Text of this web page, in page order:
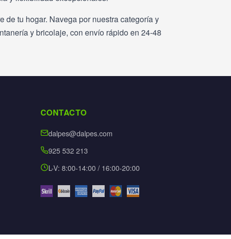
tu hogar. Navega por nuestra categoría y
y bricolaje, con envío rápido en 24-48
CONTACTO
dalpes@dalpes.com
925 532 213
L-V: 8:00-14:00 / 16:00-20:00